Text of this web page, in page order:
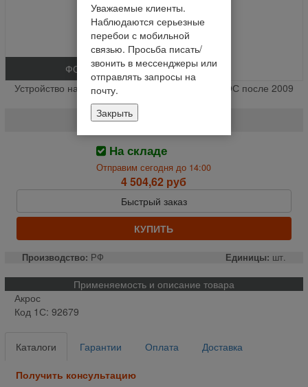
ФОТО
Устройство натяжное блока измельчителя АКРОС после 2009
г.в. **+ (шт.)
142.28.08.030
На складе
Отправим сегодня до 14:00
4 504,62 руб
Быстрый заказ
КУПИТЬ
Производство: РФ Единицы: шт.
Применяемость и описание товара
Акрос
Код 1С: 92679
Каталоги Гарантии Оплата Доставка
Получить консультацию
Уважаемые клиенты.
Наблюдаются серьезные
перебои с мобильной
связью. Просьба писать/
звонить в мессенджеры или
отправлять запросы на
почту.
Закрыть